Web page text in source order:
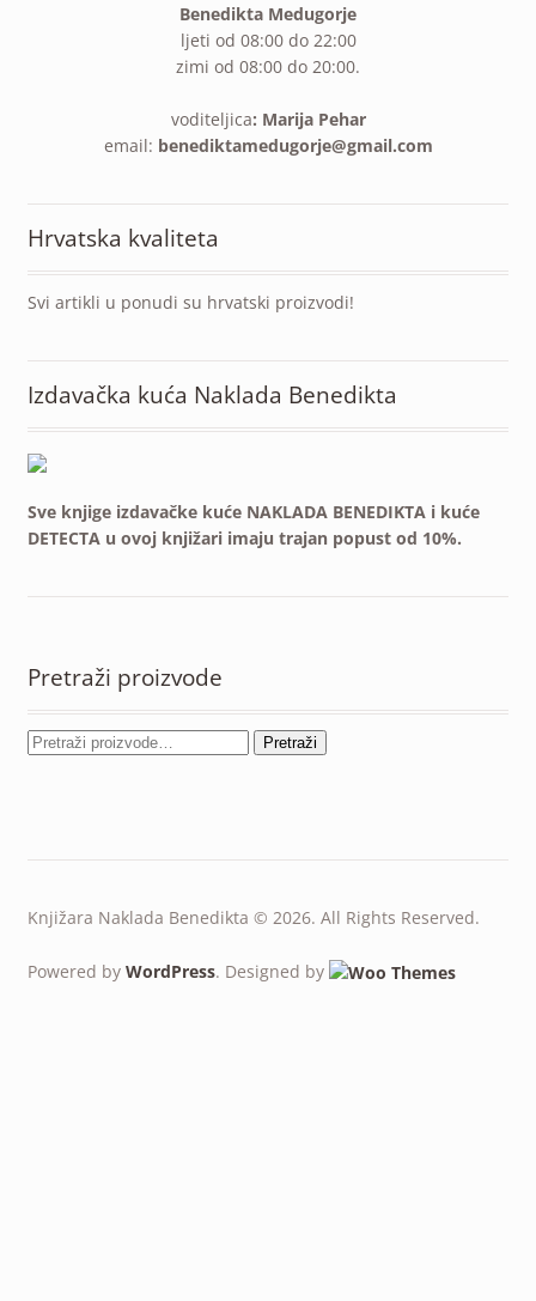
Benedikta Medugorje
ljeti od 08:00 do 22:00
zimi od 08:00 do 20:00.
voditeljica: Marija Pehar
email: benediktamedugorje@gmail.com
Hrvatska kvaliteta
Svi artikli u ponudi su hrvatski proizvodi!
Izdavačka kuća Naklada Benedikta
Sve knjige izdavačke kuće NAKLADA BENEDIKTA i kuće
DETECTA u ovoj knjižari imaju trajan popust od 10%.
Pretraži proizvode
Pretraži
Knjižara Naklada Benedikta © 2026. All Rights Reserved.
Powered by WordPress. Designed by